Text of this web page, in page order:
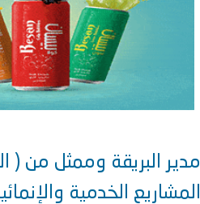
مدير البريقة وممثل من (
المشاريع الخدمية